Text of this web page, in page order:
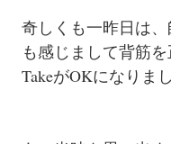
奇しくも一昨日は
も感じまして背筋
TakeがOKになりま